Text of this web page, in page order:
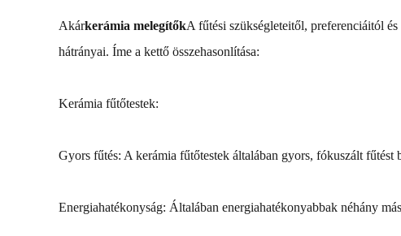
Akárkerámia melegítőkA fűtési szükségleteitől, preferenciáitól
hátrányai. Íme a kettő összehasonlítása:
Kerámia fűtőtestek:
Gyors fűtés: A kerámia fűtőtestek általában gyors, fókuszált
Energiahatékonyság: Általában energiahatékonyabbak néhány